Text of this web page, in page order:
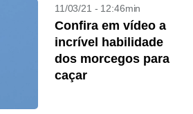
11/03/21 - 12:46min
Confira em vídeo a
incrível habilidade
dos morcegos para
caçar